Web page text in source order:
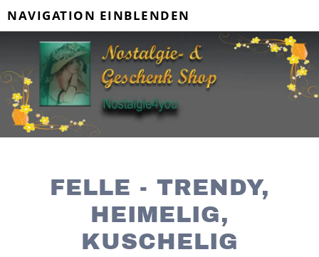
NAVIGATION EINBLENDEN
FELLE - TRENDY,
HEIMELIG,
KUSCHELIG